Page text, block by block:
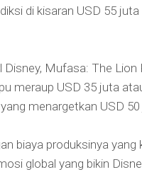
di kisaran USD 55
Mufasa: The Lion
meraup USD 35 juta
menargetkan USD
biaya produksinya yang
global yang bikin